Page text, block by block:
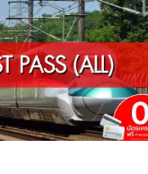
Okayama Station-
Voucher 11.
Admission Ticket
สถานี Tokyo – Sakudaira
ตามขอบเขตพื้นที่)
(เฉพาะบางช่วง) •
•
/ Shiosai •
Kusatsu •
าย Sanyo Shinkansen
- Okayama ทุกขบวน
าง Email หลังการสั่งซื้อ
ปแลกพาสตัวจริงที่ญี่ปุ่น
นที่ซื้อ หมายเหตุ
Shinkansen
ได้ • ไม่สามารถ